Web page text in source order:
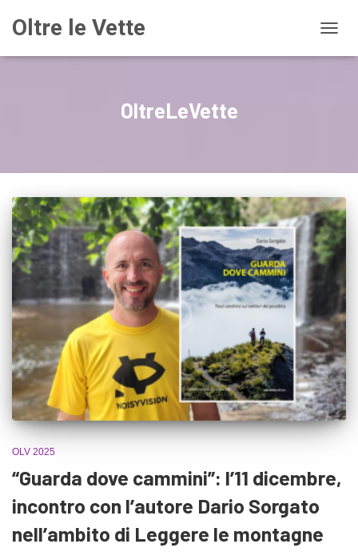
Oltre le Vette
OltreLeVette
OLV 2025
“Guarda dove cammini”: l’11 dicembre,
incontro con l’autore Dario Sorgato
nell’ambito di Leggere le montagne